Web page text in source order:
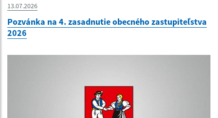
13.07.2026
Pozvánka na 4. zasadnutie obecného zastupiteľstva
2026